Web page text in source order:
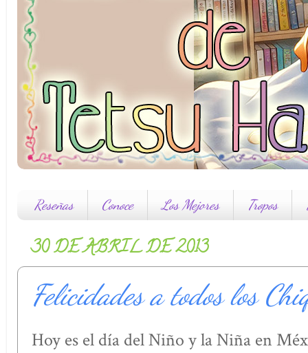
Reseñas Conoce Los Mejores Tropos
30 DE ABRIL DE 2013
Felicidades a todos los
Hoy es el día del Niño y la Niña en